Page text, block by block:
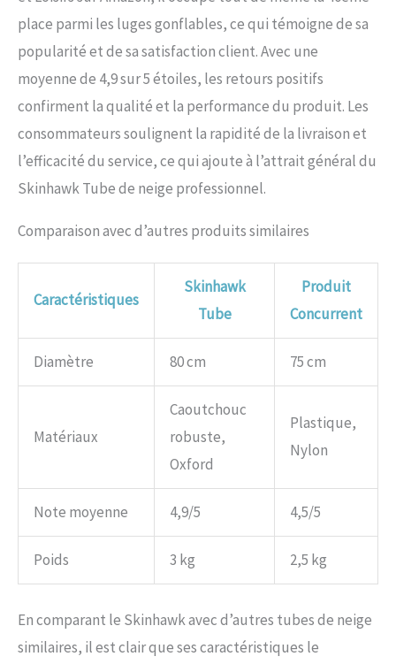
place parmi les luges gonflables, ce qui témoigne de sa
popularité et de sa satisfaction client. Avec une
moyenne de 4,9 sur 5 étoiles, les retours positifs
confirment la qualité et la performance du produit. Les
consommateurs soulignent la rapidité de la livraison et
l’efficacité du service, ce qui ajoute à l’attrait général du
Skinhawk Tube de neige professionnel.
Comparaison avec d’autres produits similaires
Caractéristiques
Skinhawk
Tube
Produit
Concurrent
Diamètre 80 cm 75 cm
Matériaux
Caoutchouc
robuste,
Oxford
Plastique,
Nylon
Note moyenne 4,9/5 4,5/5
Poids 3 kg 2,5 kg
En comparant le Skinhawk avec d’autres tubes de neige
similaires, il est clair que ses caractéristiques le